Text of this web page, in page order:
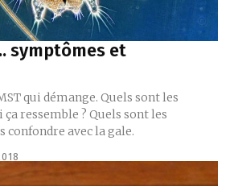
symptômes et
qui démange. Quels sont les
ressemble ? Quels sont les
confondre avec la gale.